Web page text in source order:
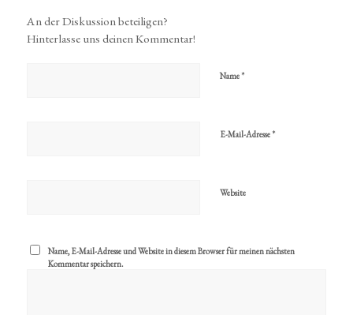
An der Diskussion beteiligen?
Hinterlasse uns deinen Kommentar!
Name*
E-Mail-Adresse*
Website
Name, E-Mail-Adresse und Website in diesem Browser für meinen nächsten
Kommentar speichern.